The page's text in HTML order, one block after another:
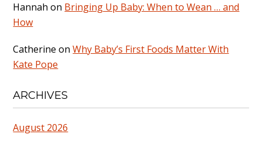
Hannah on Bringing Up Baby: When to Wean … and
How
Catherine onWhy Baby’s First Foods Matter With
Kate Pope
ARCHIVES
August 2026